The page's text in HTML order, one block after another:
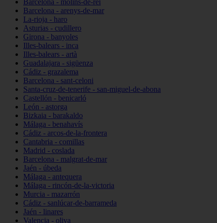
Barcelona - molins-de-rei
Barcelona - arenys-de-mar
La-rioja - haro
Asturias - cudillero
Girona - banyoles
Illes-balears - inca
Illes-balears - artà
Guadalajara - sigüenza
Cádiz - grazalema
Barcelona - sant-celoni
Santa-cruz-de-tenerife - san-miguel-de-abona
Castellón - benicarló
León - astorga
Bizkaia - barakaldo
Málaga - benahavís
Cádiz - arcos-de-la-frontera
Cantabria - comillas
Madrid - coslada
Barcelona - malgrat-de-mar
Jaén - úbeda
Málaga - antequera
Málaga - rincón-de-la-victoria
Murcia - mazarrón
Cádiz - sanlúcar-de-barrameda
Jaén - linares
Valencia - oliva